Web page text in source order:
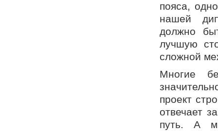
пояса,
нашей
должно
лучшую
сложной
Многие
проект
отвечает
путь. А